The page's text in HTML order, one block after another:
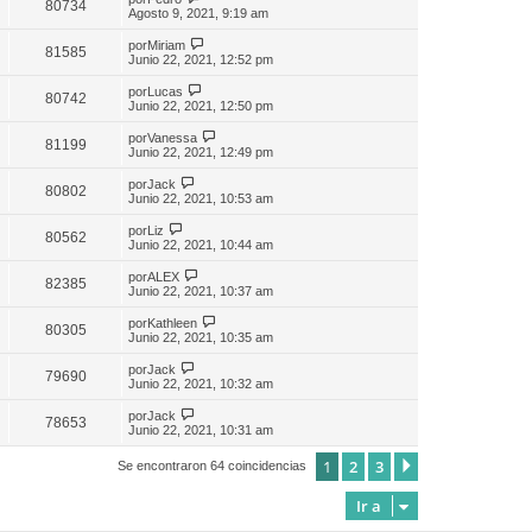
80734
Agosto 9, 2021, 9:19 am
81585 porMiriam
Junio 22, 2021, 12:52 pm
80742 porLucas
Junio 22, 2021, 12:50 pm
81199 porVanessa
Junio 22, 2021, 12:49 pm
80802 porJack
Junio 22, 2021, 10:53 am
80562 porLiz
Junio 22, 2021, 10:44 am
82385 porALEX
Junio 22, 2021, 10:37 am
80305 porKathleen
Junio 22, 2021, 10:35 am
79690 porJack
Junio 22, 2021, 10:32 am
78653 porJack
Junio 22, 2021, 10:31 am
Se encontraron 64 coincidencias 1 2 3
Ir a